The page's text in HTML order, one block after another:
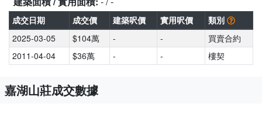
成交日期 成交價 建築呎價 實用呎價
類別
2025-03-05
$104萬 - -
買賣合約
2011-04-04
$36萬 - - 樓契
嘉湖山莊成交數據